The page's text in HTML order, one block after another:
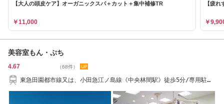
【大人の頭皮ケア】オーガニックスパ＋カット＋集中補修TR
￥11,000
【疲
￥
美容室もん・ぷち
4.67 （68件）
東急田園都市線又は、小田急江ノ島線《中央林間駅》徒歩5分/専用駐車